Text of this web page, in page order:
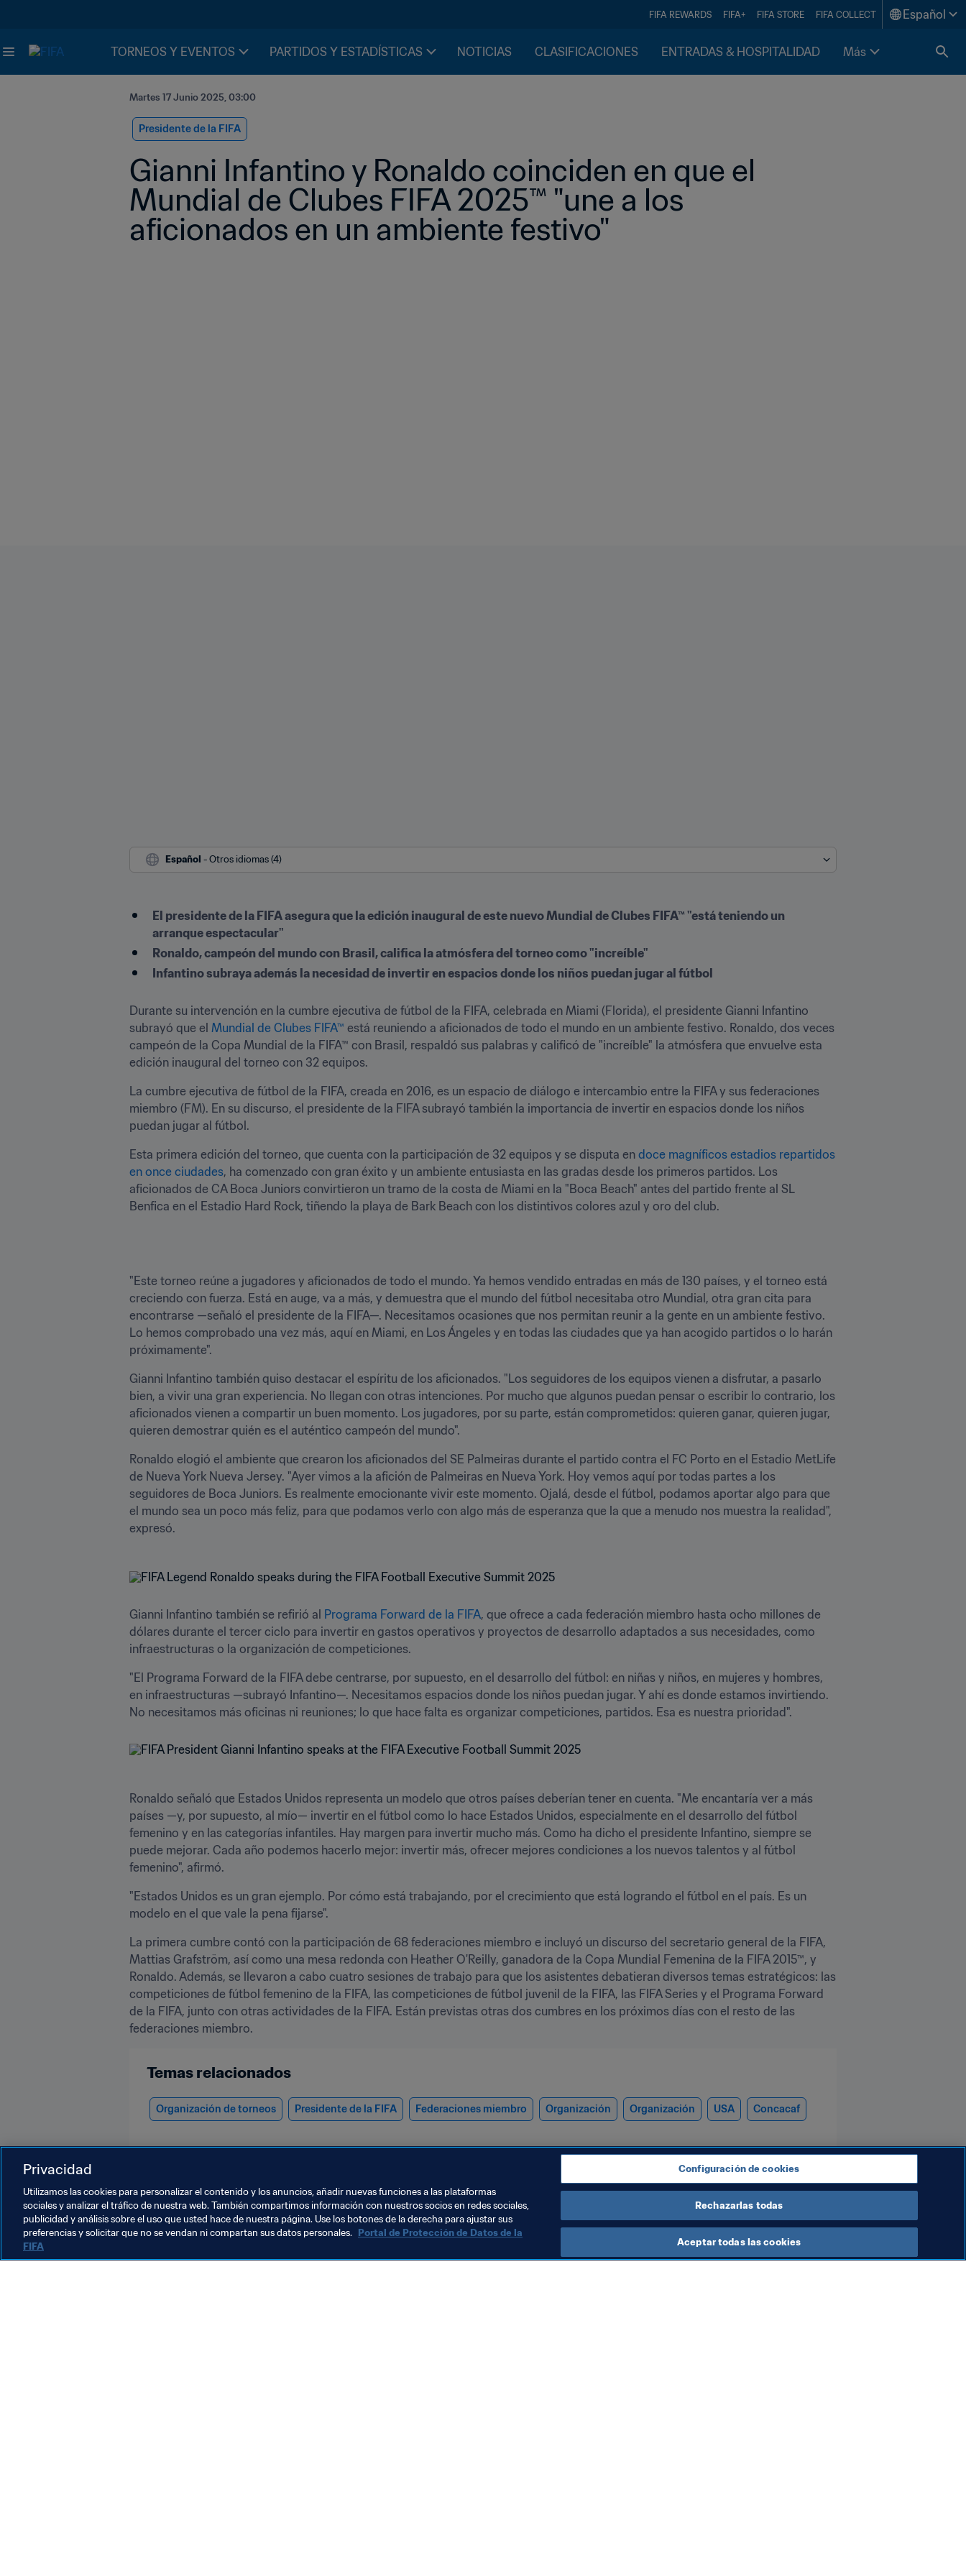
FIFA REWARDS FIFA+ FIFA STORE FIFA COLLECT Español
TORNEOS Y EVENTOS PARTIDOS Y ESTADÍSTICAS NOTICIAS CLASIFICACIONES ENTRADAS & HOSPITALIDAD Más
Martes 17 Junio 2025, 03:00
Presidente de la FIFA
Gianni Infantino y Ronaldo coinciden en que el
Mundial de Clubes FIFA 2025™ "une a los
aficionados en un ambiente festivo"
Español - Otros idiomas (4)
El presidente de la FIFA asegura que la edición inaugural de este nuevo Mundial de Clubes FIFA™ "está teniendo un
arranque espectacular"
Ronaldo, campeón del mundo con Brasil, califica la atmósfera del torneo como "increíble"
Infantino subraya además la necesidad de invertir en espacios donde los niños puedan jugar al fútbol
Durante su intervención en la cumbre ejecutiva de fútbol de la FIFA, celebrada en Miami (Florida), el presidente Gianni Infantino
subrayó que el Mundial de Clubes FIFA™ está reuniendo a aficionados de todo el mundo en un ambiente festivo. Ronaldo, dos veces
campeón de la Copa Mundial de la FIFA™ con Brasil, respaldó sus palabras y calificó de "increíble" la atmósfera que envuelve esta
edición inaugural del torneo con 32 equipos.
La cumbre ejecutiva de fútbol de la FIFA, creada en 2016, es un espacio de diálogo e intercambio entre la FIFA y sus federaciones
miembro (FM). En su discurso, el presidente de la FIFA subrayó también la importancia de invertir en espacios donde los niños
puedan jugar al fútbol.
Esta primera edición del torneo, que cuenta con la participación de 32 equipos y se disputa en doce magníficos estadios repartidos
en once ciudades, ha comenzado con gran éxito y un ambiente entusiasta en las gradas desde los primeros partidos. Los
aficionados de CA Boca Juniors convirtieron un tramo de la costa de Miami en la "Boca Beach" antes del partido frente al SL
Benfica en el Estadio Hard Rock, tiñendo la playa de Bark Beach con los distintivos colores azul y oro del club.
"Este torneo reúne a jugadores y aficionados de todo el mundo. Ya hemos vendido entradas en más de 130 países, y el torneo está
creciendo con fuerza. Está en auge, va a más, y demuestra que el mundo del fútbol necesitaba otro Mundial, otra gran cita para
encontrarse —señaló el presidente de la FIFA—. Necesitamos ocasiones que nos permitan reunir a la gente en un ambiente festivo.
Lo hemos comprobado una vez más, aquí en Miami, en Los Ángeles y en todas las ciudades que ya han acogido partidos o lo harán
próximamente".
Gianni Infantino también quiso destacar el espíritu de los aficionados. "Los seguidores de los equipos vienen a disfrutar, a pasarlo
bien, a vivir una gran experiencia. No llegan con otras intenciones. Por mucho que algunos puedan pensar o escribir lo contrario, los
aficionados vienen a compartir un buen momento. Los jugadores, por su parte, están comprometidos: quieren ganar, quieren jugar,
quieren demostrar quién es el auténtico campeón del mundo".
Ronaldo elogió el ambiente que crearon los aficionados del SE Palmeiras durante el partido contra el FC Porto en el Estadio MetLife
de Nueva York Nueva Jersey. "Ayer vimos a la afición de Palmeiras en Nueva York. Hoy vemos aquí por todas partes a los
seguidores de Boca Juniors. Es realmente emocionante vivir este momento. Ojalá, desde el fútbol, podamos aportar algo para que
el mundo sea un poco más feliz, para que podamos verlo con algo más de esperanza que la que a menudo nos muestra la realidad",
expresó.
Gianni Infantino también se refirió al Programa Forward de la FIFA, que ofrece a cada federación miembro hasta ocho millones de
dólares durante el tercer ciclo para invertir en gastos operativos y proyectos de desarrollo adaptados a sus necesidades, como
infraestructuras o la organización de competiciones.
"El Programa Forward de la FIFA debe centrarse, por supuesto, en el desarrollo del fútbol: en niñas y niños, en mujeres y hombres,
en infraestructuras —subrayó Infantino—. Necesitamos espacios donde los niños puedan jugar. Y ahí es donde estamos invirtiendo.
No necesitamos más oficinas ni reuniones; lo que hace falta es organizar competiciones, partidos. Esa es nuestra prioridad".
Ronaldo señaló que Estados Unidos representa un modelo que otros países deberían tener en cuenta. "Me encantaría ver a más
países —y, por supuesto, al mío— invertir en el fútbol como lo hace Estados Unidos, especialmente en el desarrollo del fútbol
femenino y en las categorías infantiles. Hay margen para invertir mucho más. Como ha dicho el presidente Infantino, siempre se
puede mejorar. Cada año podemos hacerlo mejor: invertir más, ofrecer mejores condiciones a los nuevos talentos y al fútbol
femenino", afirmó.
"Estados Unidos es un gran ejemplo. Por cómo está trabajando, por el crecimiento que está logrando el fútbol en el país. Es un
modelo en el que vale la pena fijarse".
La primera cumbre contó con la participación de 68 federaciones miembro e incluyó un discurso del secretario general de la FIFA,
Mattias Grafström, así como una mesa redonda con Heather O'Reilly, ganadora de la Copa Mundial Femenina de la FIFA 2015™, y
Ronaldo. Además, se llevaron a cabo cuatro sesiones de trabajo para que los asistentes debatieran diversos temas estratégicos: las
competiciones de fútbol femenino de la FIFA, las competiciones de fútbol juvenil de la FIFA, las FIFA Series y el Programa Forward
de la FIFA, junto con otras actividades de la FIFA. Están previstas otras dos cumbres en los próximos días con el resto de las
federaciones miembro.
Temas relacionados
Organización de torneos Presidente de la FIFA Federaciones miembro Organización Organización USA Concacaf
Presidente
Privacidad
Utilizamos las cookies para personalizar el contenido y los anuncios, añadir nuevas funciones a las plataformas
sociales y analizar el tráfico de nuestra web. También compartimos información con nuestros socios en redes sociales,
publicidad y análisis sobre el uso que usted hace de nuestra página. Use los botones de la derecha para ajustar sus
preferencias y solicitar que no se vendan ni compartan sus datos personales. Portal de Protección de Datos de la
FIFA
Configuración de cookies
Rechazarlas todas
Aceptar todas las cookies